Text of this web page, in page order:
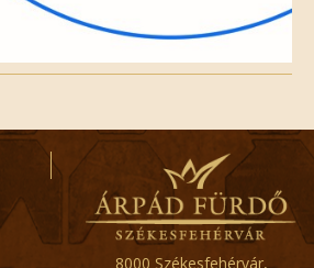
8000 Székesfehérvár,